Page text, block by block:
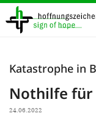
Direkt
zum
Inhalt
Katastrophe in
Nothilfe
24.06.2022